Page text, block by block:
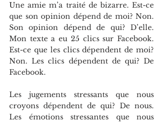
Une amie m’a traité de bizarre. Est-ce
que son opinion dépend de moi? Non.
Son opinion dépend de qui? D’elle.
Mon texte a eu 25 clics sur Facebook.
Est-ce que les clics dépendent de moi?
Non. Les clics dépendent de qui? De
Facebook.
Les jugements stressants que nous
croyons dépendent de qui? De nous.
Les émotions stressantes que nous